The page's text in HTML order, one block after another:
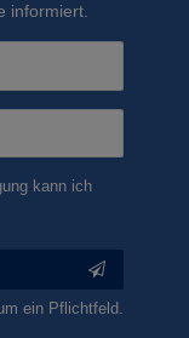
informiert.
kann ich
ein Pflichtfeld.